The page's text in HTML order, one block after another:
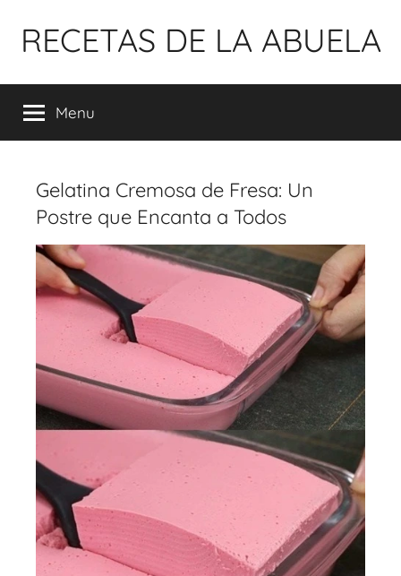
para
conteúdo
RECETAS DE LA ABUELA
Menu
Gelatina Cremosa de Fresa: Un
Postre que Encanta a Todos